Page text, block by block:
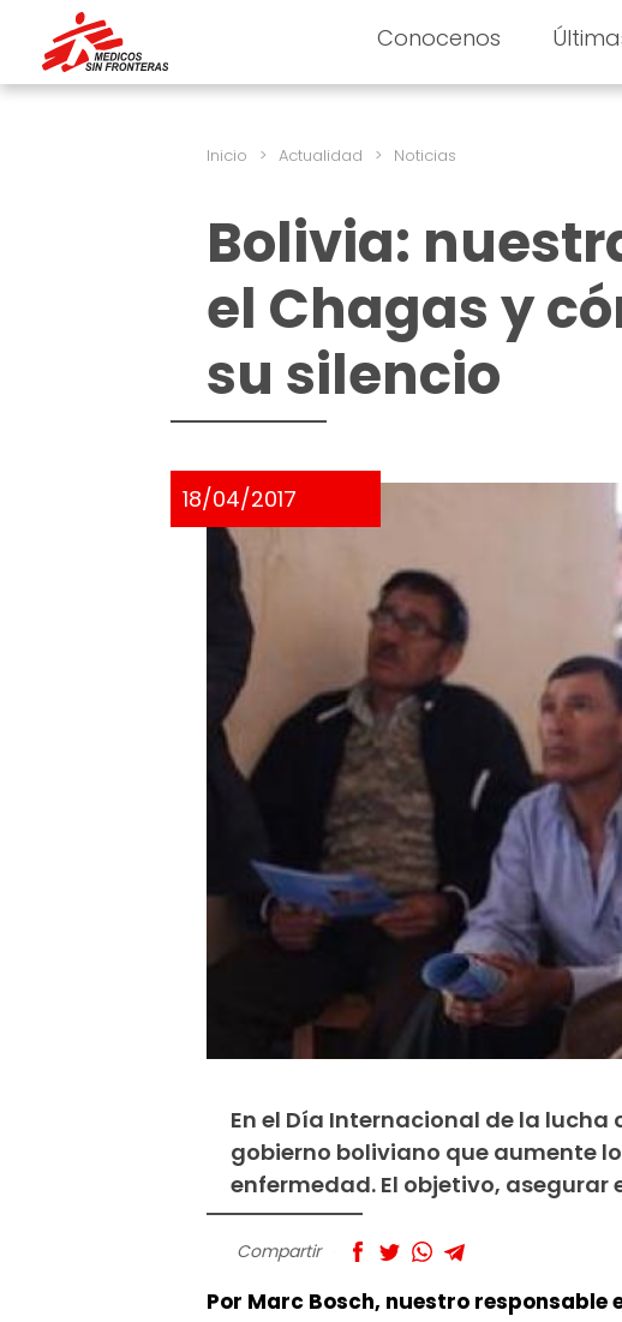
Conocenos
Inicio > Actualidad > Noticias
Bolivia:
el Chagas y
su silencio
18/04/2017
En el Día Internacional de la lucha
gobierno boliviano que aumente
enfermedad. El objetivo,
Compartir
Por Marc Bosch, nuestro responsable